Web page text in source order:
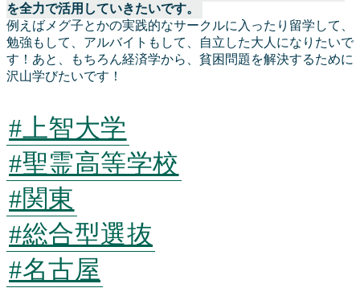
を全力で活用していきたいです。
例えばメグ子とかの実践的なサークルに入ったり留学して、
勉強もして、アルバイトもして、自立した大人になりたいで
す！あと、もちろん経済学から、貧困問題を解決するために
沢山学びたいです！
#上智大学
#聖霊高等学校
#関東
#総合型選抜
#名古屋